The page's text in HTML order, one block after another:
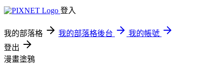
登入
我的部落格 我的部落格後台
我的帳號
登出
漫畫塗鴉